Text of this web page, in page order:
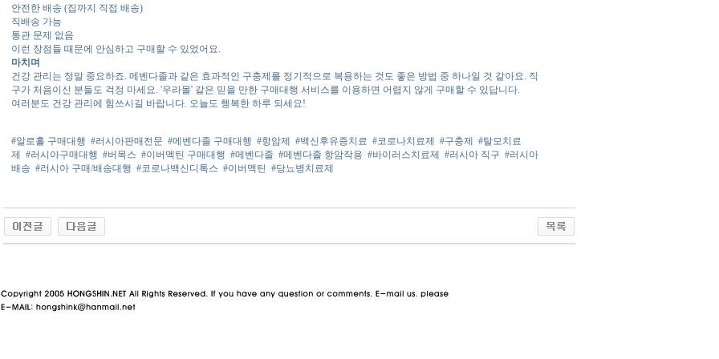
안전한 배송 (집까지 직접 배송)
직배송 가능
통관 문제 없음
이런 장점들 때문에 안심하고 구매할 수 있었어요.
마치며
건강 관리는 정말 중요하죠. 메벤다졸과 같은 효과적인 구충제를 정기적으로 복용하는 것도 좋은 방법 중 하나일 것 같아요. 직
구가 처음이신 분들도 걱정 마세요. '우라몰' 같은 믿을 만한 구매대행 서비스를 이용하면 어렵지 않게 구매할 수 있답니다.
여러분도 건강 관리에 힘쓰시길 바랍니다. 오늘도 행복한 하루 되세요!
#알로홀 구매대행 #러시아판매전문 #메벤다졸 구매대행 #항암제 #백신후유증치료 #코로나치료제 #구충제
#탈모치료
제
#러시아구매대행 #버목스 #이버멕틴 구매대행 #메벤다졸 #메벤다졸 항암작용 #바이러스치료제 #러시아 직구 #러시아
배송 #러시아 구매/배송대행 #코로나백신디톡스 #이버멕틴 #당뇨병치료제